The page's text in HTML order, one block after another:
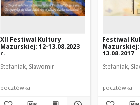
XII Festiwal Kultury
Mazurskiej: 12-13.08.2023
r.
Stefaniak, Sławomir
pocztówka
Festiwal
13.08.2017
Stefaniak,
pocztówka